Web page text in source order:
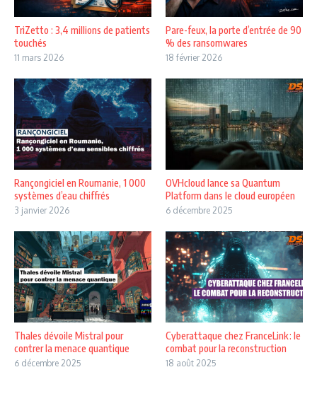
TriZetto : 3,4 millions de patients
touchés
11 mars 2026
Pare-feux, la porte d’entrée de 90
% des ransomwares
18 février 2026
Rançongiciel en Roumanie, 1 000
systèmes d’eau chiffrés
3 janvier 2026
OVHcloud lance sa Quantum
Platform dans le cloud européen
6 décembre 2025
Thales dévoile Mistral pour
contrer la menace quantique
6 décembre 2025
Cyberattaque chez FranceLink : le
combat pour la reconstruction
18 août 2025